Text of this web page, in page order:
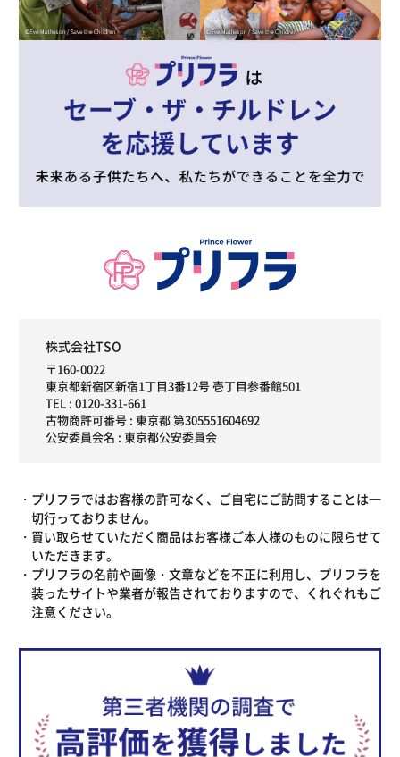
株式会社TSO
〒160-0022
東京都新宿区新宿1丁目3番12号 壱丁目参番館501
TEL : 0120-331-661
古物商許可番号 : 東京都 第305551604692
公安委員会名 : 東京都公安委員会
プリフラではお客様の許可なく、ご自宅にご訪問することは一
切行っておりません。
買い取らせていただく商品はお客様ご本人様のものに限らせて
いただきます。
プリフラの名前や画像・文章などを不正に利用し、プリフラを
装ったサイトや業者が報告されておりますので、くれぐれもご
注意ください。